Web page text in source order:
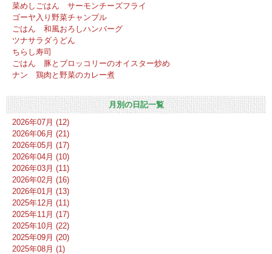
菜めしごはん サーモンチーズフライ
ゴーヤ入り野菜チャンプル
ごはん 和風おろしハンバーグ
ツナサラダうどん
ちらし寿司
ごはん 豚とブロッコリーのオイスター炒め
ナン 鶏肉と野菜のカレー煮
月別の日記一覧
2026年07月 (12)
2026年06月 (21)
2026年05月 (17)
2026年04月 (10)
2026年03月 (11)
2026年02月 (16)
2026年01月 (13)
2025年12月 (11)
2025年11月 (17)
2025年10月 (22)
2025年09月 (20)
2025年08月 (1)